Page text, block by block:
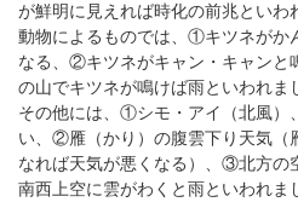
が鮮明に見えれば時化の前兆といわ
動物によるものでは、①キツネがか
なる、②キツネがキャン・キャン
の山でキツネが鳴けば雨といわれま
その他には、①シモ・アイ（北風）
い、②雁（かり）の腹雲下り天気（
なれば天気が悪くなる）、③北方
南西上空に雲がわくと雨といわれま